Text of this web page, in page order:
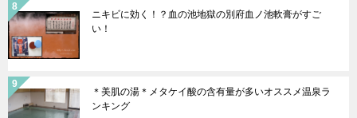
ニキビに効く！？血の池地獄の別府血ノ池軟膏がすご
い！
＊美肌の湯＊メタケイ酸の含有量が多いオススメ温泉ラ
ンキング